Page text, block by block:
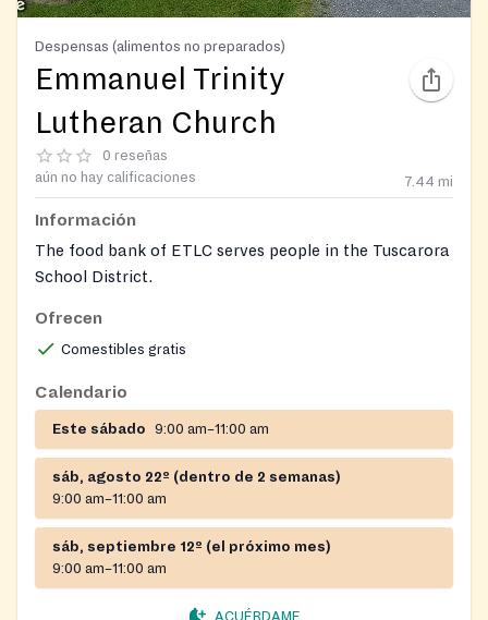
Despensas (alimentos no preparados)
Emmanuel Trinity
Lutheran Church
0 reseñas
aún no hay calificaciones
7.44 mi
Información
The food bank of ETLC serves people in the Tuscarora
School District.
https://www.facebook.com/emmanueltrinitylutheran
Ofrecen
Comestibles gratis
Calendario
Este sábado 9:00 am–11:00 am
sáb, agosto 22º (dentro de 2 semanas)
9:00 am–11:00 am
sáb, septiembre 12º (el próximo mes)
9:00 am–11:00 am
ACUÉRDAME